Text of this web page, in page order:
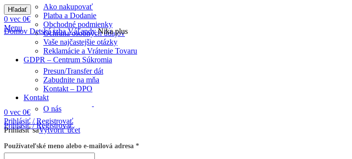
Hľadať
0 vec 0€
Menu
0 vec 0€
Prihlásiť / Registrovať
Prihlásiť saVytvoriť účet
Používateľské meno alebo e-mailová adresa *
Ako nakupovať
Platba a Dodanie
Obchodné podmienky
Ochrana osobných údajov
Vaše najčastejšie otázky
Reklamácie a Vrátenie Tovaru
GDPR – Centrum Súkromia
Presun/Transfer dát
Zabudnite na mňa
Kontakt – DPO
Kontakt
O nás
Prihlásiť / Registrovať
Domov Detská izbaVáľandyNika plus